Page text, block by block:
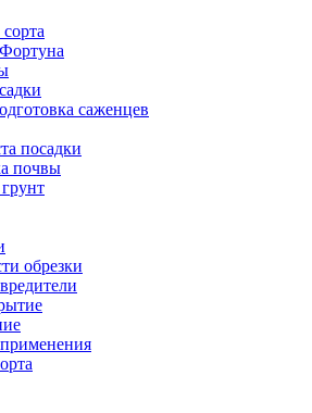
саженцев
посадки
почвы
обрезки